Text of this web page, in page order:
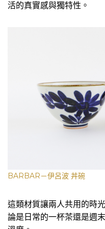
活的真實感與獨特性。
BARBAR－伊呂波 丼碗
這類材質讓兩人共用的時
論是日常的一杯茶還是週